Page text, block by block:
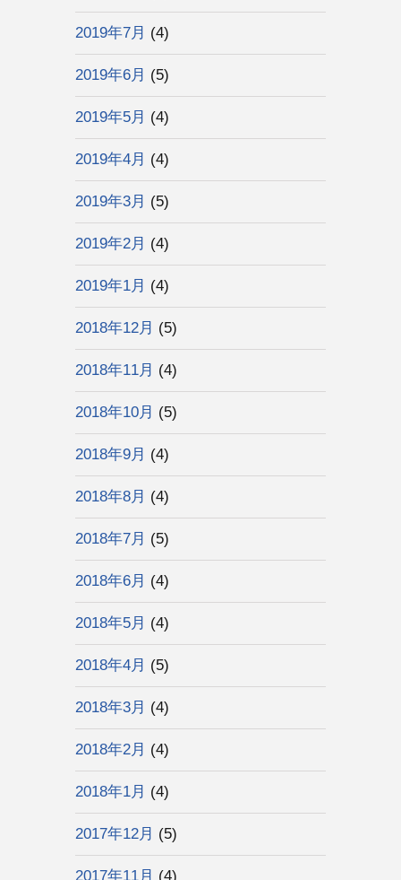
2019年7月 (4)
2019年6月 (5)
2019年5月 (4)
2019年4月 (4)
2019年3月 (5)
2019年2月 (4)
2019年1月 (4)
2018年12月 (5)
2018年11月 (4)
2018年10月 (5)
2018年9月 (4)
2018年8月 (4)
2018年7月 (5)
2018年6月 (4)
2018年5月 (4)
2018年4月 (5)
2018年3月 (4)
2018年2月 (4)
2018年1月 (4)
2017年12月 (5)
2017年11月 (4)